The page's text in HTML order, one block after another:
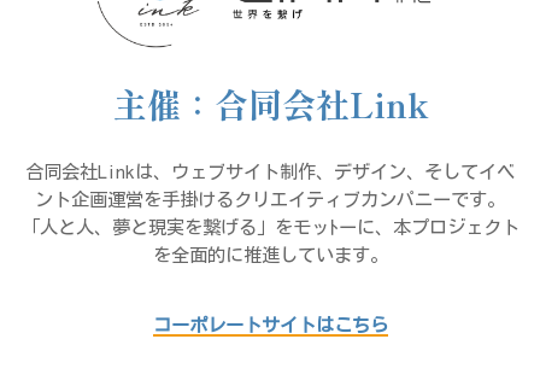
主催：合同会社Link
合同会社Linkは、ウェブサイト制作、デザイン、そしてイベ
ント企画運営を手掛けるクリエイティブカンパニーです。
「人と人、夢と現実を繋げる」をモッﾄーに、本プロジェクト
を全面的に推進しています。
コーポレートサイトはこちら